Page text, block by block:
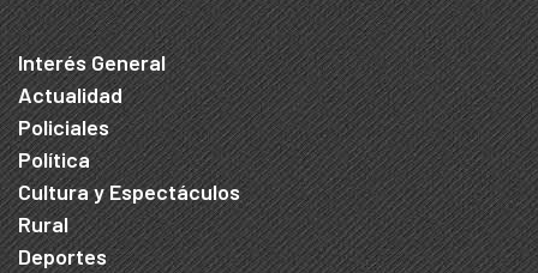
Interés General
Actualidad
Policiales
Política
Cultura y Espectáculos
Rural
Deportes